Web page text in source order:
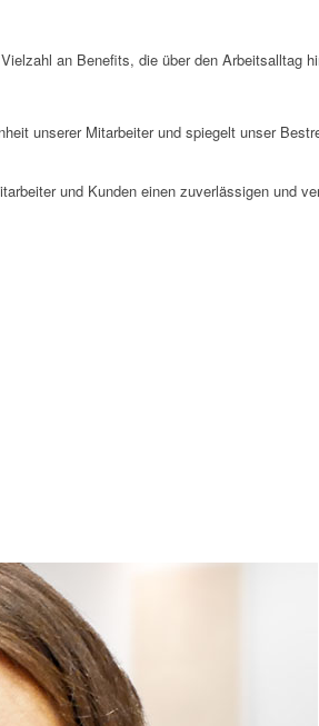
an Benefits, die über den Arbeitsalltag
unserer Mitarbeiter und spiegelt unser
und Kunden einen zuverlässigen und